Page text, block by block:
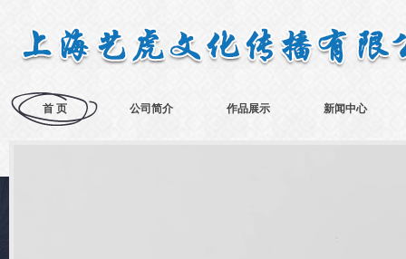
首 页 公司简介 作品展示 新闻中心